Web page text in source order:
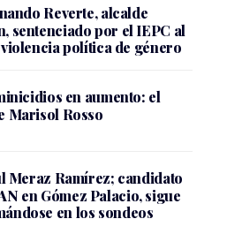
Reverte, alcalde
sentenciado por el IEPC al
política de género
en aumento: el
Marisol Rosso
Meraz Ramírez; candidato
en Gómez Palacio, sigue
en los sondeos